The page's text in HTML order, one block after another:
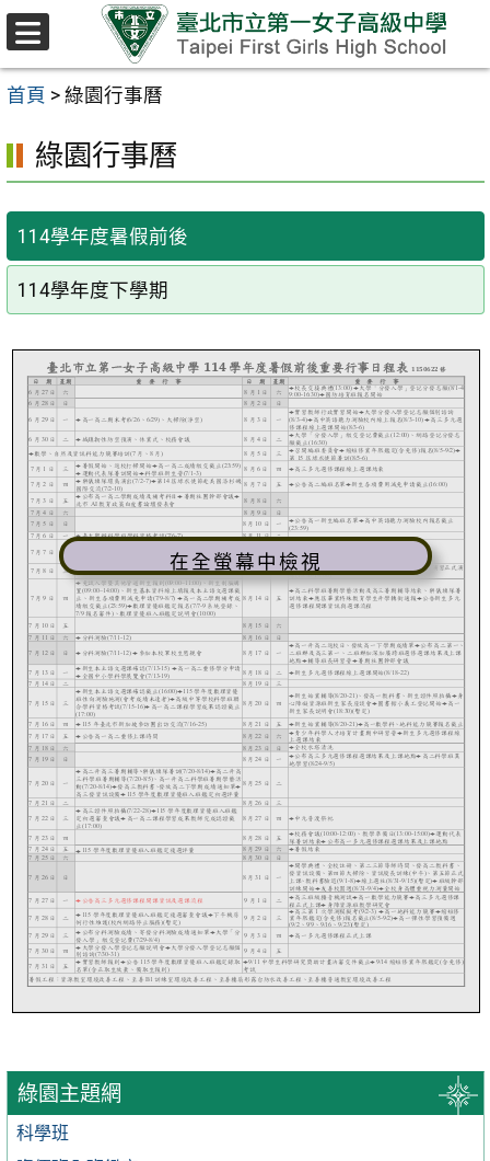
跳至主要內容區
首頁 > 綠園行事曆
綠園主題網
科學班
綠園行事曆
114學年度暑假前後
114學年度下學期
在全螢幕中檢視
選
單